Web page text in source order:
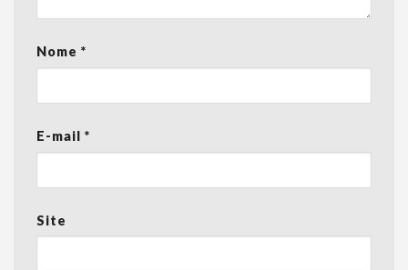
Nome *
E-mail *
Site